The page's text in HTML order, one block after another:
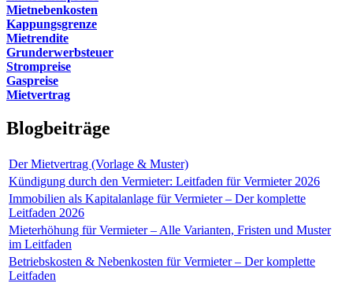
Mietnebenkosten
Kappungsgrenze
Mietrendite
Grunderwerbsteuer
Strompreise
Gaspreise
Mietvertrag
Blogbeiträge
Der Mietvertrag (Vorlage & Muster)
Kündigung durch den Vermieter: Leitfaden für Vermieter 2026
Immobilien als Kapitalanlage für Vermieter – Der komplette
Leitfaden 2026
Mieterhöhung für Vermieter – Alle Varianten, Fristen und Muster
im Leitfaden
Betriebskosten & Nebenkosten für Vermieter – Der komplette
Leitfaden